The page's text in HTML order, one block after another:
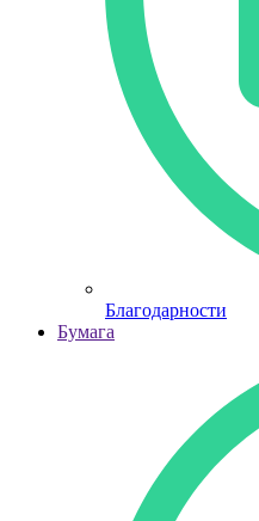
Благодарности
Бумага